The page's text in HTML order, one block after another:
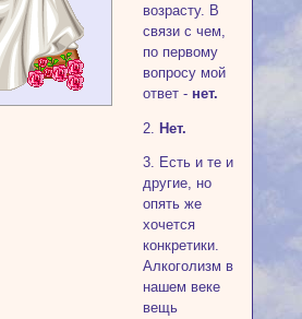
возрасту. В
связи с чем,
по первому
вопросу мой
ответ - нет.
2. Нет.
3. Есть и те и
другие, но
опять же
хочется
конкретики.
Алкоголизм в
нашем веке
вещь